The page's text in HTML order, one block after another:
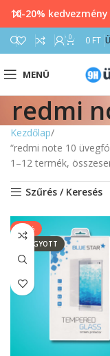
0 0 FT
MENÜ
redmi
Kezdőlap
“redmi note 10
1–12 termék,
Szűrés / Keresés
-20%
ELFOGYOTT
10-20%